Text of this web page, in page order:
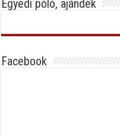
Egyedi póló, ajándék
Facebook